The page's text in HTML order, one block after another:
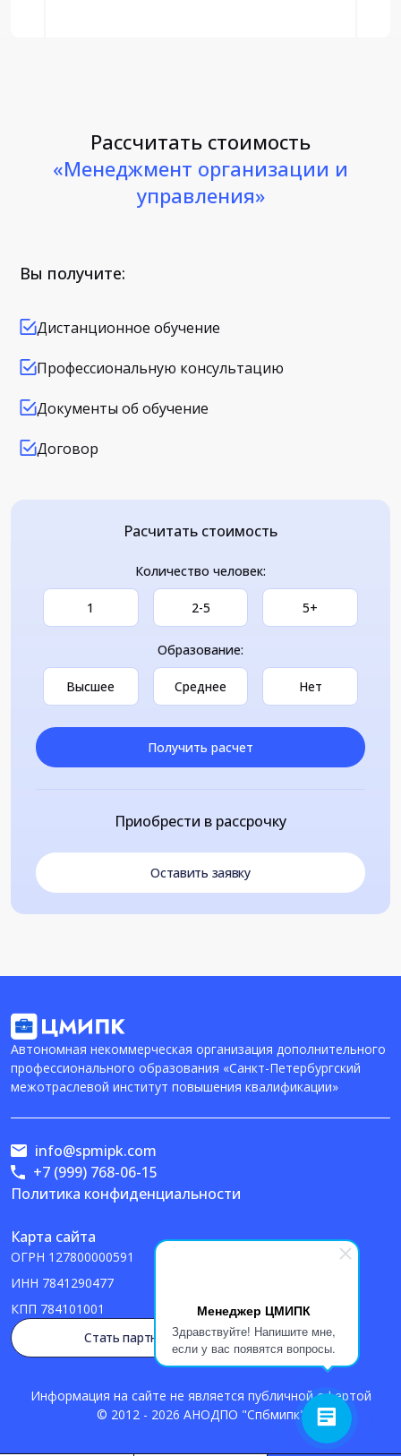
Менеджер ЦМИПК
Здравствуйте! Напишите мне,
если у вас появятся вопросы.
Рассчитать стоимость
«Менеджмент организации и
управления»
Вы получите:
Дистанционное обучение
Профессиональную консультацию
Документы об обучение
Договор
Расчитать стоимость
Количество человек:
1 2-5 5+
Образование:
Высшее Среднее Нет
Получить расчет
Приобрести в рассрочку
Оставить заявку
Автономная некоммерческая организация дополнительного
профессионального образования «Санкт-Петербургский
межотраслевой институт повышения квалификации»
Политика конфиденциальности
Карта сайта
ОГРН 127800000591
ИНН 7841290477
КПП 784101001
info@spmipk.com
+7 (999) 768-06-15
Стать партнером
Информация на сайте не является публичной офертой
© 2012 - 2026 АНОДПО "Спбмипк"